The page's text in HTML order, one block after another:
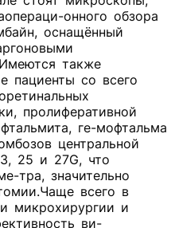
онного обзора
оснащённый
также
пациенты со всего
пролиферативной
ге-мофтальма
центральной
25 и 27G, что
тра, значительно
всего в
микрохирургии и
ви-